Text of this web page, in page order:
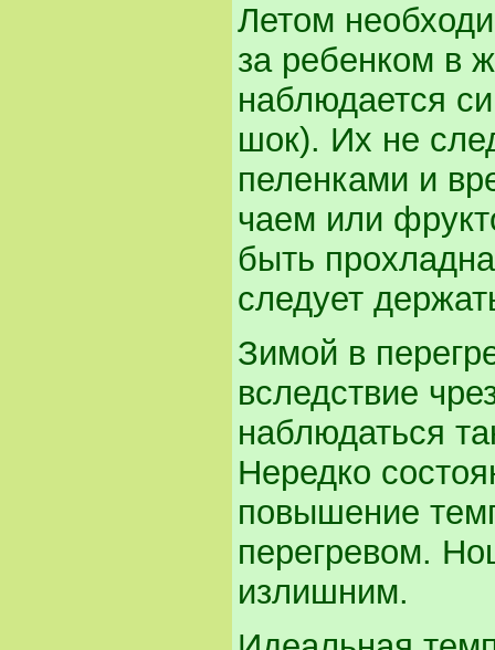
Летом
за ребенком в
наблюдается
шок). Их не
пеленками и
чаем или
быть
следует
Зимой в
вследствие
наблюдаться
Нередко
повышение
перегревом.
излишним.